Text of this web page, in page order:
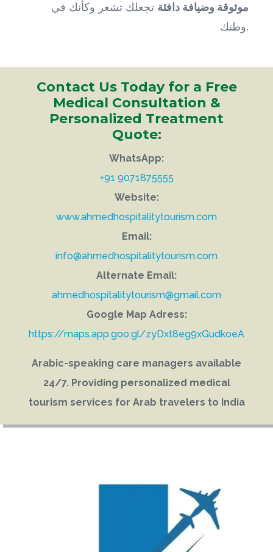
موثوقة وضيافة دافئة تجعلك تشعر وكأنك في
وطنك.
Contact Us Today for a Free
Medical Consultation &
Personalized Treatment
Quote:
WhatsApp:
+91 9071875555
Website:
www.ahmedhospitalitytourism.com
Email:
info@ahmedhospitalitytourism.com
Alternate Email:
ahmedhospitalitytourism@gmail.com
Google Map Adress:
https://maps.app.goo.gl/zyDxt8eg9xGudkoeA
Arabic-speaking care managers available
24/7. Providing personalized medical
tourism services for Arab travelers to India